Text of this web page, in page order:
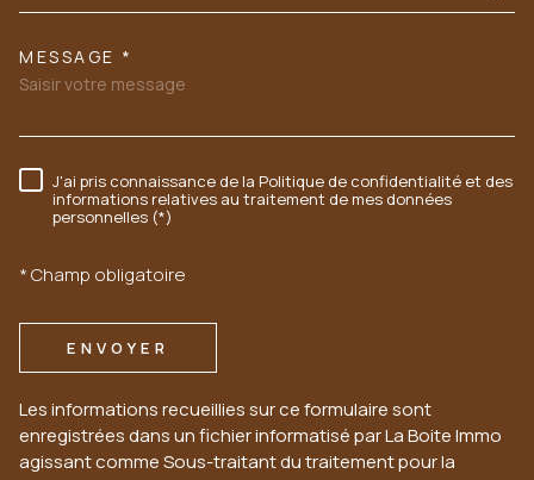
MESSAGE *
RÈGLEMENTATION
J'ai pris connaissance de la Politique de confidentialité et des
informations relatives au traitement de mes données
personnelles (*)
* Champ obligatoire
ENVOYER
Les informations recueillies sur ce formulaire sont
enregistrées dans un fichier informatisé par La Boite Immo
agissant comme Sous-traitant du traitement pour la